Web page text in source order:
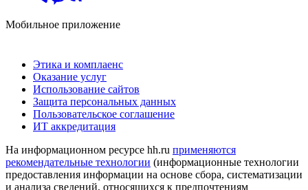
Мобильное приложение
Этика и комплаенс
Оказание услуг
Использование сайтов
Защита персональных данных
Пользовательское соглашение
ИТ аккредитация
На информационном ресурсе hh.ru применяются
рекомендательные технологии (информационные технологии
предоставления информации на основе сбора, систематизации
и анализа сведений, относящихся к предпочтениям